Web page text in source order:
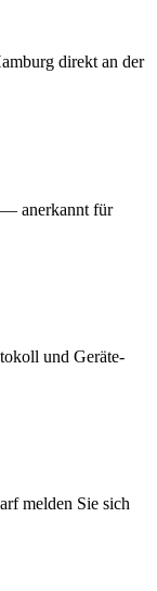
direkt an der
anerkannt für
und Geräte-
melden Sie sich